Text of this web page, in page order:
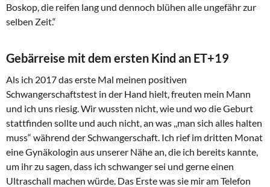
Boskop, die reifen lang und dennoch blühen alle ungefähr zur
selben Zeit.“
Gebärreise mit dem ersten Kind an ET+19
Als ich 2017 das erste Mal meinen positiven
Schwangerschaftstest in der Hand hielt, freuten mein Mann
und ich uns riesig. Wir wussten nicht, wie und wo die Geburt
stattfinden sollte und auch nicht, an was ,,man sich alles halten
muss“ während der Schwangerschaft. Ich rief im dritten Monat
eine Gynäkologin aus unserer Nähe an, die ich bereits kannte,
um ihr zu sagen, dass ich schwanger sei und gerne einen
Ultraschall machen würde. Das Erste was sie mir am Telefon